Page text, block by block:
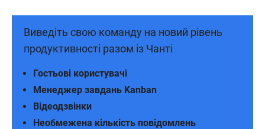
Виведіть свою команду на новий рівень
продуктивності разом із Чанті
Необмежена кількість повідомлень
Відеодзвінки
Менеджер завдань Kanban
Гостьові користувачі